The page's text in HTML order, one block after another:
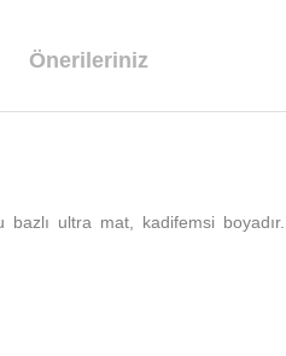
Önerileriniz
ultra mat, kadifemsi boyadır.